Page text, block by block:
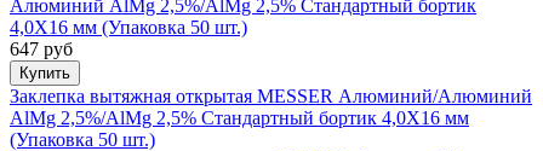
647 руб
Купить
Заклепка вытяжная открытая MESSER Алюминий/Алюминий
AlMg 2,5%/AlMg 2,5% Стандартный бортик 4,0X16 мм
(Упаковка 50 шт.)